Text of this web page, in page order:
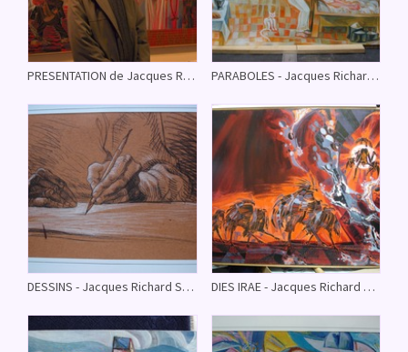
PRESENTATION de Jacques Richard Sassandra - (Photos de tournage 2005 mises à jour le 18/11/08) PARABOLES - Jacques Richard Sassandra - (Sélection mise à jour le 15/11/08)
DESSINS - Jacques Richard Sassandra - (le 15/11/08) DIES IRAE - Jacques Richard Sassandra - (Séléction mise à jour le 15/11/08)